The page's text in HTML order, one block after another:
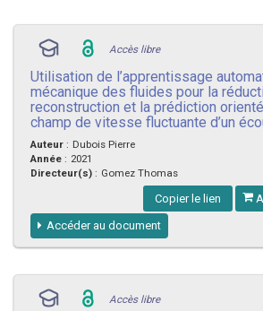
Accès libre
Utilisation de l’apprentissage
mécanique des fluides pour la
reconstruction et la prédiction
champ de vitesse fluctuante d’un
Auteur : Dubois Pierre
Année : 2021
Directeur(s) : Gomez Thomas
Copier le lien
Accéder au document
Accès libre